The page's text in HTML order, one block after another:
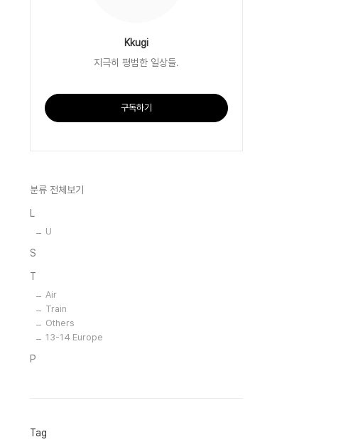
Kkugi
지극히 평범한 일상들.
구독하기
분류 전체보기
L
U
S
T
Air
Train
Others
13-14 Europe
P
Tag